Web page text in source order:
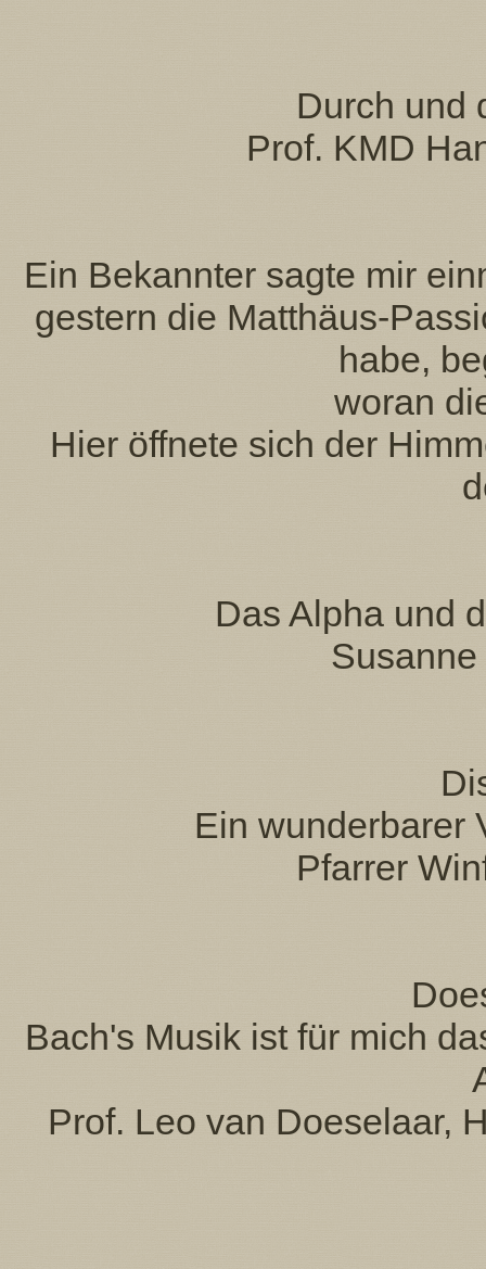
Durch und
Prof. KMD
Ein Bekannter sagte mir
gestern die Matthäus-
habe,
woran
Hier öffnete sich der
Das Alpha und
Ein wunderbarer
Pfarrer
Bach's Musik ist für mich
Prof. Leo van Doeselaar,